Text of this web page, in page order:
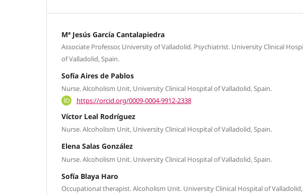
Mª Jesús García Cantalapiedra
Associate Professor, University of Valladolid. Psychiatrist. University Clinical
of Valladolid, Spain.
Sofía Aires de Pablos
Nurse. Alcoholism Unit, University Clinical Hospital of Valladolid, Spain.
https://orcid.org/0009-0004-9912-2338
Víctor Leal Rodríguez
Nurse. Alcoholism Unit, University Clinical Hospital of Valladolid, Spain.
Elena Salas González
Nurse. Alcoholism Unit. University Clinical Hospital of Valladolid, Spain.
Sofía Blaya Haro
Occupational therapist. Alcoholism Unit. University Clinical Hospital of Valladolid,